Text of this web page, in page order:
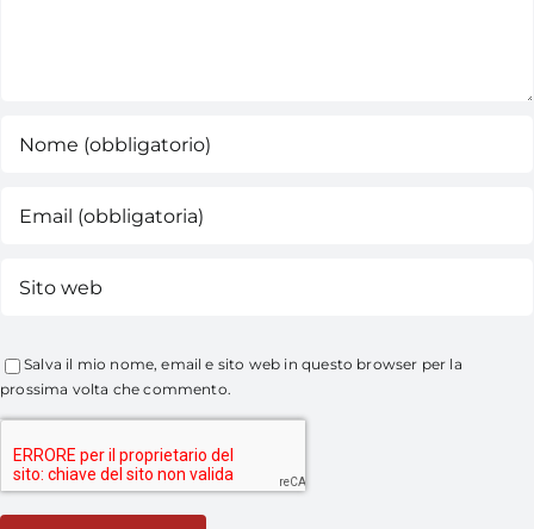
Salva il mio nome, email e sito web in questo browser per la
prossima volta che commento.